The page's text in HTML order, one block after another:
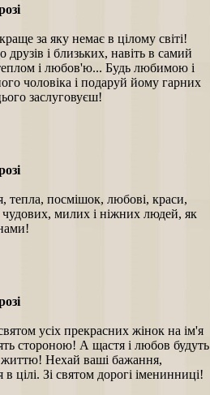
за яку немає в цілому світі!
і близьких, навіть в самий
і любов'ю... Будь любимою і
чоловіка і подаруй йому гарних
заслуговуєш!
тепла, посмішок, любові, краси,
милих і ніжних людей, як
усіх прекрасних жінок на ім'я
стороною! А щастя і любов будуть
Нехай ваші бажання,
цілі. Зі святом дорогі іменинниці!